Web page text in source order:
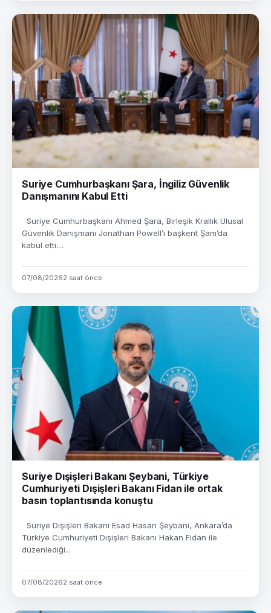
Suriye Cumhurbaşkanı Şara, İngiliz Güvenlik
Danışmanını Kabul Etti
Suriye Cumhurbaşkanı Ahmed Şara, Birleşik Krallık Ulusal
Güvenlik Danışmanı Jonathan Powell’ı başkent Şam’da
kabul etti....
07/08/20262 saat önce
Suriye Dışişleri Bakanı Şeybani, Türkiye
Cumhuriyeti Dışişleri Bakanı Fidan ile ortak
basın toplantısında konuştu
Suriye Dışişleri Bakanı Esad Hasan Şeybani, Ankara’da
Türkiye Cumhuriyeti Dışişleri Bakanı Hakan Fidan ile
düzenlediği...
07/08/20262 saat önce